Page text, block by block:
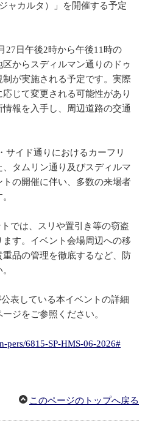
ャカルタ）」を開催する予定
27日午後2時から午後11時の
からスディルマン通りのドゥ
が実施される予定です。実際
じて変更される可能性があり
報を入手し、周辺道路の交通
サイド通りにおけるカーフリ
タムリン通り及びスディルマ
の開催に伴い、多数の来場者
では、スリや置引き等の窃盗
す。イベント会場周辺への移
品の管理を徹底するなど、防
表している本イベントの詳細
ジをご参照ください。
pers/6815-SP-HMS-06-2026#
このページのトップへ戻る